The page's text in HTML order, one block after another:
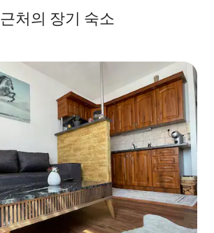
근처의 장기 숙소